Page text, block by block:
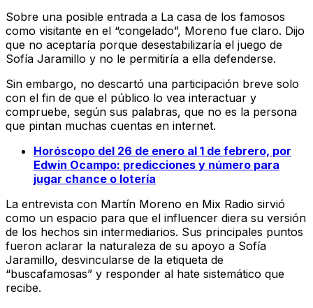
Sobre una posible entrada a La casa de los famosos
como visitante en el “congelado”, Moreno fue claro. Dijo
que no aceptaría porque desestabilizaría el juego de
Sofía Jaramillo y no le permitiría a ella defenderse.
Sin embargo, no descartó una participación breve solo
con el fin de que el público lo vea interactuar y
compruebe, según sus palabras, que no es la persona
que pintan muchas cuentas en internet.
Horóscopo del 26 de enero al 1 de febrero, por
Edwin Ocampo: predicciones y número para
jugar chance o lotería
La entrevista con Martín Moreno en Mix Radio sirvió
como un espacio para que el influencer diera su versión
de los hechos sin intermediarios. Sus principales puntos
fueron aclarar la naturaleza de su apoyo a Sofía
Jaramillo, desvincularse de la etiqueta de
“buscafamosas” y responder al hate sistemático que
recibe.